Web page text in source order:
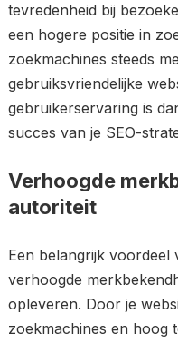
tevredenheid bij
een hogere positie in
zoekmachines steeds
gebruiksvriendelijke
gebruikerservaring is
succes van je SEO-
Verhoogde
autoriteit
Een belangrijk voordeel
verhoogde
opleveren. Door je
zoekmachines en hoog